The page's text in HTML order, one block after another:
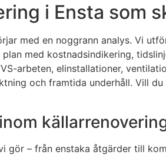
i Ensta som
med en noggrann analys. Vi
med kostnadsindikering,
arbeten, elinstallationer,
och framtida underhåll. Vill
gör – från enstaka åtgärder till